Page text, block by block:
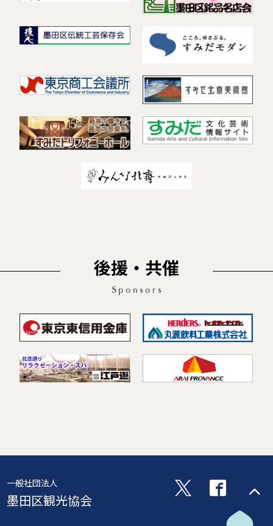
後援・共催
Sponsors
一般社団法人
墨田区観光協会